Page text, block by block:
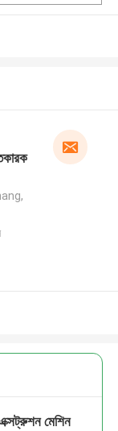
মেশিন